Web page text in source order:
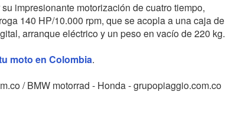
impresionante motorización de cuatro tiempo,
140 HP/10.000 rpm, que se acopla a una caja de
arranque eléctrico y un peso en vacío de 220 kg.
moto en Colombia.
/ BMW motorrad - Honda - grupopiaggio.com.co